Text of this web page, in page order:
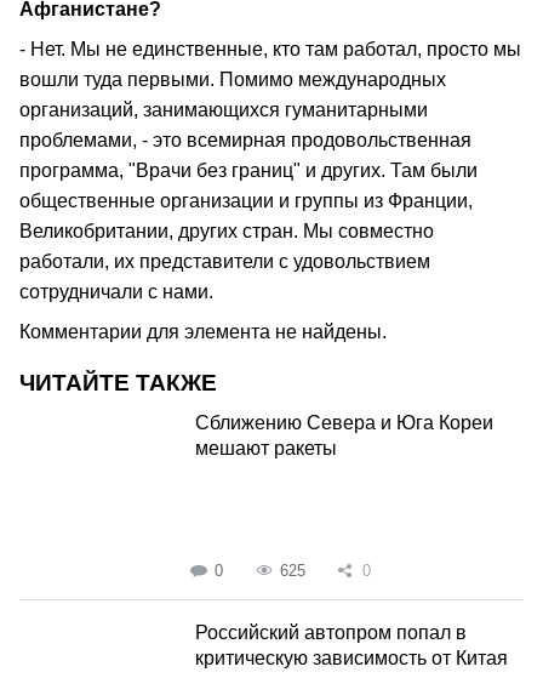
Афганистане?
- Нет. Мы не единственные, кто там работал, просто мы
вошли туда первыми. Помимо международных
организаций, занимающихся гуманитарными
проблемами, - это всемирная продовольственная
программа, "Врачи без границ" и других. Там были
общественные организации и группы из Франции,
Великобритании, других стран. Мы совместно
работали, их представители с удовольствием
сотрудничали с нами.
Комментарии для элемента не найдены.
ЧИТАЙТЕ ТАКЖЕ
Сближению Севера и Юга Кореи
мешают ракеты
0 625 0
Российский автопром попал в
критическую зависимость от Китая